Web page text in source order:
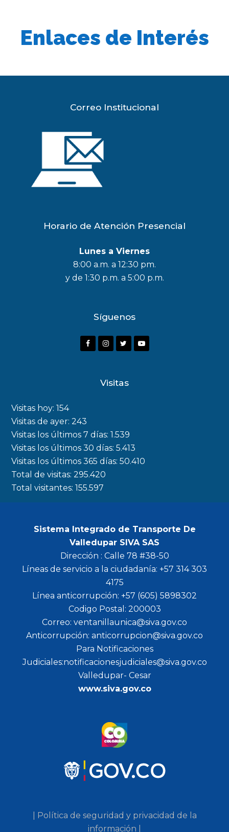
Enlaces de Interés
Correo Institucional
Horario de Atención Presencial
Lunes a Viernes
8:00 a.m. a 12:30 pm.
y de 1:30 p.m. a 5:00 p.m.
Síguenos
F
o
k
I
a
m
r
Y
Visitas
Visitas hoy:154
Visitas de ayer:243
Visitas los últimos 7 días:1.539
Visitas los últimos 30 días:5.413
Visitas los últimos 365 días:50.410
Total de visitas:295.420
Total visitantes:155.597
Sistema Integrado de Transporte De
Valledupar SIVA SAS
Dirección : Calle 78 #38-50
Líneas de servicio a la ciudadanía: +57 314 303
4175
Línea anticorrupción: +57 (605) 5898302
Codigo Postal: 200003
Correo: ventanillaunica@siva.gov.co
Anticorrupción: anticorrupcion@siva.gov.co
Para Notificaciones
Judiciales:notificacionesjudiciales@siva.gov.co
Valledupar- Cesar
www.siva.gov.co
| Política de seguridad y privacidad de la
información |